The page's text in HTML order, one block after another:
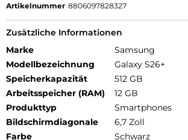
Artikelnummer 8806097828327
Zusätzliche Informationen
Marke
Samsung
Modellbezeichnung
Galaxy S26+
Speicherkapazität
512 GB
Arbeitsspeicher (RAM)
12 GB
Produkttyp
Smartphones
Bildschirmdiagonale
6,7 Zoll
Farbe
Schwarz